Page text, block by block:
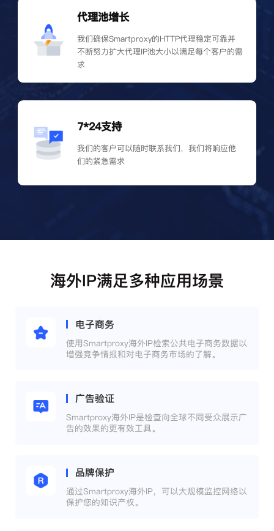
代理池增长
我们确保Smartproxy的HTTP代理稳定可靠并
不断努力扩大代理IP池大小以满足每个客户的需
求
7*24支持
我们的客户可以随时联系我们，我们将响应他
们的紧急需求
海外IP满足多种应用场景
电子商务
使用Smartproxy海外IP检索公共电子商务数据以
增强竞争情报和对电子商务市场的了解。
广告验证
Smartproxy海外IP是检查向全球不同受众展示广
告的效果的更有效工具。
品牌保护
通过Smartproxy海外IP，可以大规模监控网络以
保护您的知识产权。